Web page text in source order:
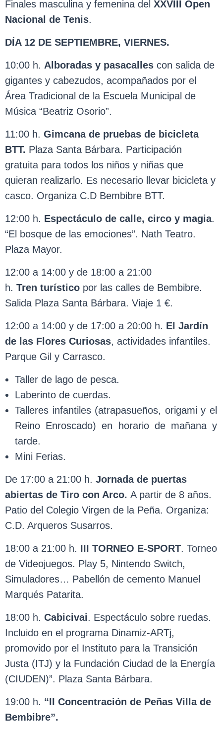
Finales masculina y femenina del XXVIII Open
Nacional de Tenis.
DÍA 12 DE SEPTIEMBRE, VIERNES.
10:00 h. Alboradas y pasacalles con salida de
gigantes y cabezudos, acompañados por el
Área Tradicional de la Escuela Municipal de
Música “Beatriz Osorio”.
11:00 h. Gimcana de pruebas de bicicleta
BTT. Plaza Santa Bárbara. Participación
gratuita para todos los niños y niñas que
quieran realizarlo. Es necesario llevar bicicleta y
casco. Organiza C.D Bembibre BTT.
12:00 h. Espectáculo de calle, circo y magia.
“El bosque de las emociones”. Nath Teatro.
Plaza Mayor.
12:00 a 14:00 y de 18:00 a 21:00
h. Tren turístico por las calles de Bembibre.
Salida Plaza Santa Bárbara. Viaje 1 €.
12:00 a 14:00 y de 17:00 a 20:00 h. El Jardín
de las Flores Curiosas, actividades infantiles.
Parque Gil y Carrasco.
Taller de lago de pesca.
Laberinto de cuerdas.
Talleres infantiles (atrapasueños, origami y el
Reino Enroscado) en horario de mañana y
tarde.
Mini Ferias.
De 17:00 a 21:00 h. Jornada de puertas
abiertas de Tiro con Arco. A partir de 8 años.
Patio del Colegio Virgen de la Peña. Organiza:
C.D. Arqueros Susarros.
18:00 a 21:00 h. III TORNEO E-SPORT. Torneo
de Videojuegos. Play 5, Nintendo Switch,
Simuladores… Pabellón de cemento Manuel
Marqués Patarita.
18:00 h. Cabicivai. Espectáculo sobre ruedas.
Incluido en el programa Dinamiz-ARTj,
promovido por el Instituto para la Transición
Justa (ITJ) y la Fundación Ciudad de la Energía
(CIUDEN)”. Plaza Santa Bárbara.
19:00 h. “II Concentración de Peñas Villa de
Bembibre”.